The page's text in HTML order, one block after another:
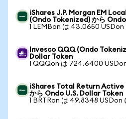
iShares J.P. Morgan EM
(Ondo Tokenized) から
1 LEMBon は 43.0650 USDon
Invesco QQQ (Ondo
Dollar Token
1 QQQon は 724.6400
iShares Total Return Active
から Ondo U.S. Dollar Token
1 BRTRon は 49.8348 USDon